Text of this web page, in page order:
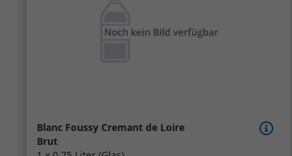
Blanc Foussy Cremant de Loire
Brut